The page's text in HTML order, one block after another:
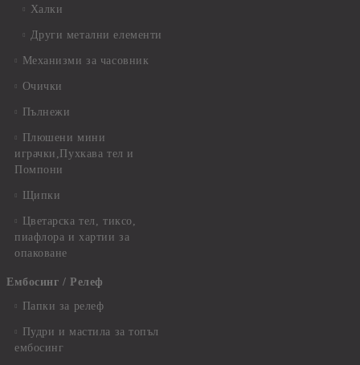
Халки
Други метални елементи
Механизми за часовник
Очички
Пълнежи
Плюшени мини
играчки,Пухкава тел и
Помпони
Щипки
Цветарска тел, тиксо,
пиафлора и хартии за
опаковане
Ембосинг / Релеф
Папки за релеф
Пудри и мастила за топъл
ембосинг